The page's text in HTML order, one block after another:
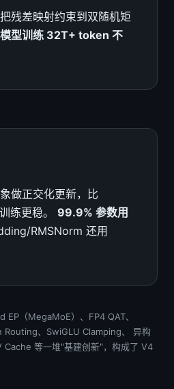
残差映射约束到双随机矩
型训练 32T+ token 不
做正交化更新，比
练更稳。 99.9% 参数用
RMSNorm 还用
（MegaMoE）、FP4 QAT、
、SwiGLU Clamping、 异构
等一堆"基建创新"，构成了 V4